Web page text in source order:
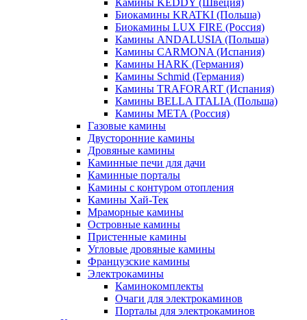
Камины KEDDY (Швеция)
Биокамины KRATKI (Польша)
Биокамины LUX FIRE (Россия)
Камины ANDALUSIA (Польша)
Камины CARMONA (Испания)
Камины HARK (Германия)
Камины Schmid (Германия)
Камины TRAFORART (Испания)
Камины BELLA ITALIA (Польша)
Камины МЕТА (Россия)
Газовые камины
Двусторонние камины
Дровяные камины
Каминные печи для дачи
Каминные порталы
Камины с контуром отопления
Камины Хай-Тек
Мраморные камины
Островные камины
Пристенные камины
Угловые дровяные камины
Французские камины
Электрокамины
Каминокомплекты
Очаги для электрокаминов
Порталы для электрокаминов